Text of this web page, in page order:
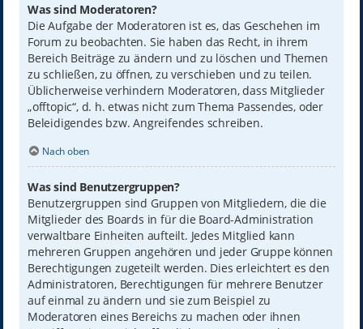
Was sind Moderatoren?
Die Aufgabe der Moderatoren ist es, das Geschehen im
Forum zu beobachten. Sie haben das Recht, in ihrem
Bereich Beiträge zu ändern und zu löschen und Themen
zu schließen, zu öffnen, zu verschieben und zu teilen.
Üblicherweise verhindern Moderatoren, dass Mitglieder
„offtopic“, d. h. etwas nicht zum Thema Passendes, oder
Beleidigendes bzw. Angreifendes schreiben.
Nach oben
Was sind Benutzergruppen?
Benutzergruppen sind Gruppen von Mitgliedern, die die
Mitglieder des Boards in für die Board-Administration
verwaltbare Einheiten aufteilt. Jedes Mitglied kann
mehreren Gruppen angehören und jeder Gruppe können
Berechtigungen zugeteilt werden. Dies erleichtert es den
Administratoren, Berechtigungen für mehrere Benutzer
auf einmal zu ändern und sie zum Beispiel zu
Moderatoren eines Bereichs zu machen oder ihnen